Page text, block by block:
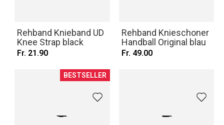
Rehband Knieband UD
Knee Strap black
Fr. 21.90
Rehband Knieschoner
Handball Original blau
Fr. 49.00
BESTSELLER